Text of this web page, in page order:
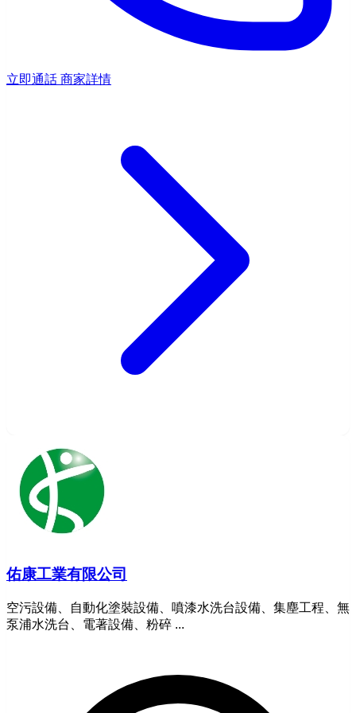
立即通話 商家詳情
佑康工業有限公司
空污設備、自動化塗裝設備、噴漆水洗台設備、集塵工程、無
泵浦水洗台、電著設備、粉碎 ...